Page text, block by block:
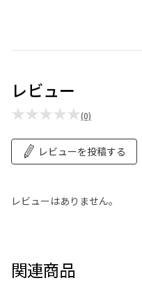
レビュー
★★★★★(0)
レビューを投稿する
レビューはありません。
関連商品